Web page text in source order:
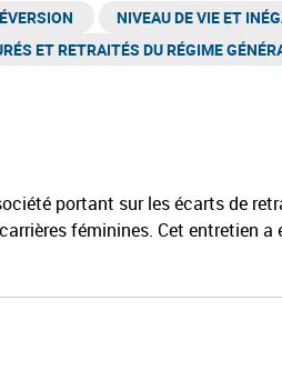
NIVEAU DE VIE ET
ET RETRAITÉS DU RÉGIME
portant sur les écarts de
féminines. Cet entretien a